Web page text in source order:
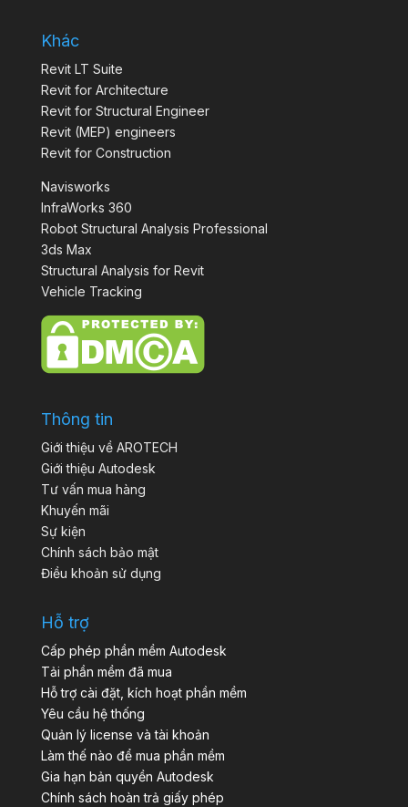
Khác
Revit LT Suite
Revit for Architecture
Revit for Structural Engineer
Revit (MEP) engineers
Revit for Construction
Navisworks
InfraWorks 360
Robot Structural Analysis Professional
3ds Max
Structural Analysis for Revit
Vehicle Tracking
Thông tin
Giới thiệu về AROTECH
Giới thiệu Autodesk
Tư vấn mua hàng
Khuyến mãi
Sự kiện
Chính sách bảo mật
Điều khoản sử dụng
Hỗ trợ
Cấp phép phần mềm Autodesk
Tải phần mềm đã mua
Hỗ trợ cài đặt, kích hoạt phần mềm
Yêu cầu hệ thống
Quản lý license và tài khoản
Làm thế nào để mua phần mềm
Gia hạn bản quyền Autodesk
Chính sách hoàn trả giấy phép